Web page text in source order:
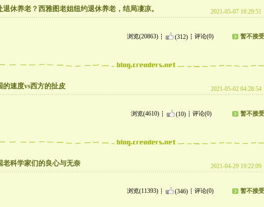
退休养老？西雅图老姐纽约退休养老，结局凄凉。 2021-05-07 18:29:51
浏览(20863) (312) 评论(0) 暂不接
的速度vs西方的扯皮 2021-05-02 04:28:54
浏览(4610) (10) 评论(0) 暂不接
老科学家们的良心与无奈 2021-04-29 19:22:09
浏览(11393) (346) 评论(0) 暂不接